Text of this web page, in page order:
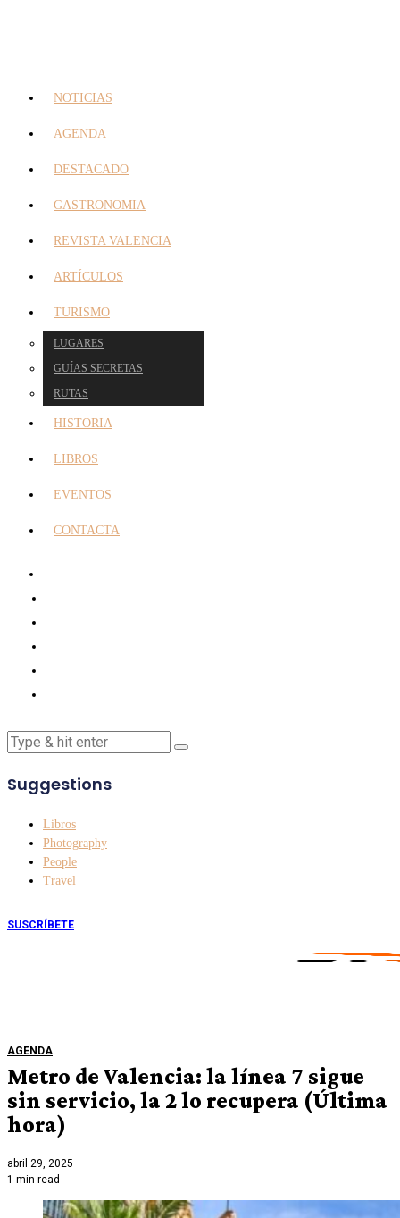
NOTICIAS
AGENDA
DESTACADO
GASTRONOMIA
REVISTA VALENCIA
ARTÍCULOS
TURISMO
LUGARES
GUÍAS SECRETAS
RUTAS
HISTORIA
LIBROS
EVENTOS
CONTACTA
Suggestions
Libros
Photography
People
Travel
SUSCRÍBETE
AGENDA
Metro de Valencia: la línea 7 sigue
sin servicio, la 2 lo recupera (Última
hora)
abril 29, 2025
1 min read